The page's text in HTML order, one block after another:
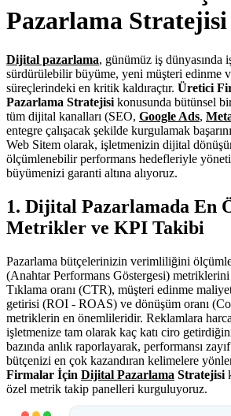
Pazarlama Stratejisi
Dijital pazarlama, günümüz iş dünyasında
sürdürülebilir büyüme, yeni müşteri edinme
süreçlerindeki en kritik kaldıraçtır. Üretici
Pazarlama Stratejisi konusunda bütünsel
tüm dijital kanalları (SEO, Google Ads,
entegre çalışacak şekilde kurgulamak
Web Sitem olarak, işletmenizin dijital
ölçümlenebilir performans hedefleriyle
büyümenizi garanti altına alıyoruz.
1. Dijital Pazarlamada En
Metrikler ve KPI Takibi
Pazarlama bütçelerinizin verimliliğini
(Anahtar Performans Göstergesi) metriklerini
Tıklama oranı (CTR), müşteri edinme
getirisi (ROI - ROAS) ve dönüşüm oranı
metriklerin en önemlileridir. Reklamlara
işletmenize tam olarak kaç katı ciro
bazında anlık raporlayarak, performansı
bütçenizi en çok kazandıran kelimelere
Firmalar İçin Dijital Pazarlama Stratejisi
özel metrik takip panelleri kurguluyoruz.